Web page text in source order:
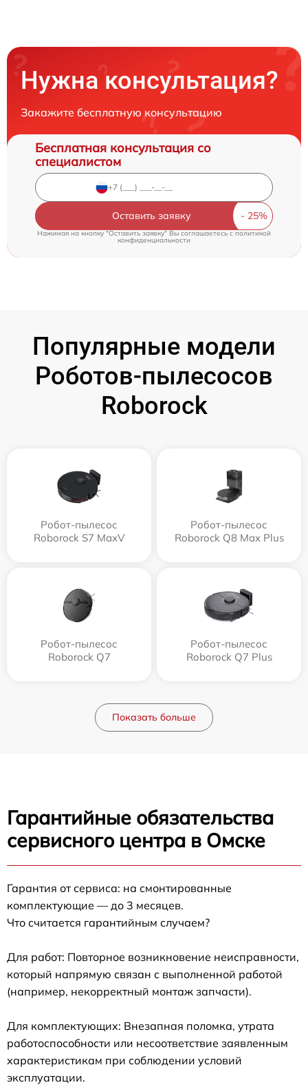
Нужна консультация?
Закажите бесплатную консультацию
Бесплатная консультация со
специалистом
Оставить заявку
Нажимая на кнопку "Оставить заявку" Вы соглашаетесь cполитикой
конфиденциальности
Популярные модели
Роботов-пылесосов
Roborock
Робот-пылесос
Roborock S7 MaxV
Робот-пылесос
Roborock Q8 Max Plus
Робот-пылесос
Roborock Q7
Робот-пылесос
Roborock Q7 Plus
Показать больше
Гарантийные обязательства
сервисного центра в Омске
Гарантия от сервиса: на смонтированные
комплектующие — до 3 месяцев.
Что считается гарантийным случаем?
Для работ: Повторное возникновение неисправности,
который напрямую связан с выполненной работой
(например, некорректный монтаж запчасти).
Для комплектующих: Внезапная поломка, утрата
работоспособности или несоответствие заявленным
характеристикам при соблюдении условий
эксплуатации.